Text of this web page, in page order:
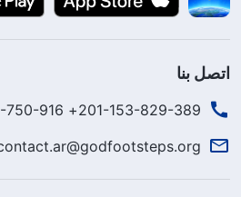
اتصل بنا
201-153-829-389+ 213-551-750-916+